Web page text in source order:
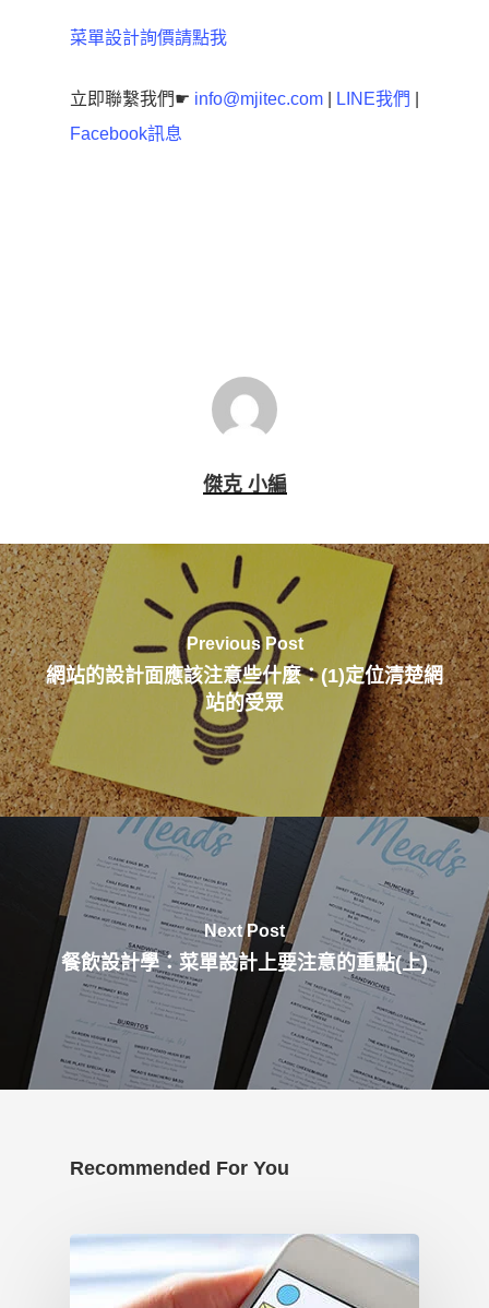
菜單設計詢價請點我
立即聯繫我們☛ info@mjitec.com LINE我們
Facebook訊息
傑克 小編
Previous Post
網站的設計面應該注意些什麼：(1)定位清楚網
站的受眾
Next Post
餐飲設計學：菜單設計上要注意的重點(上)
Recommended For You